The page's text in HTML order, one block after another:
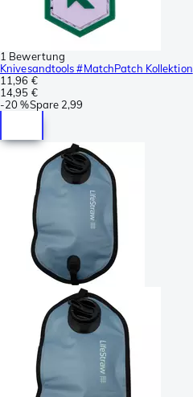
1 Bewertung
Knivesandtools #MatchPatch Kollektion
11,96 €
14,95 €
-20 %Spare 2,99